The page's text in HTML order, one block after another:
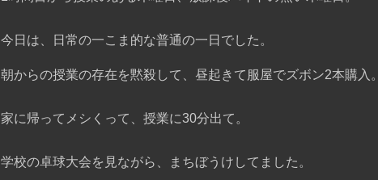
今日は、日常の一こま的な普通の一日でした。
朝からの授業の存在を黙殺して、昼起きて服屋でズボン2本購入。
家に帰ってメシくって、授業に30分出て。
学校の卓球大会を見ながら、まちぼうけしてました。